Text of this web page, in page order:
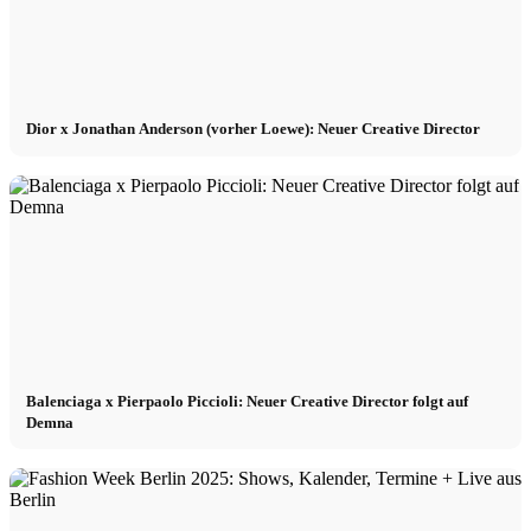
Dior x Jonathan Anderson (vorher Loewe): Neuer Creative Director
Balenciaga x Pierpaolo Piccioli: Neuer Creative Director folgt auf
Demna